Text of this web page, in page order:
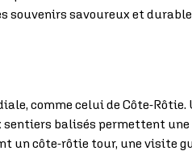
souvenirs savoureux et
comme celui de Côte-Rôtie.
balisés permettent
côte-rôtie tour, une visite